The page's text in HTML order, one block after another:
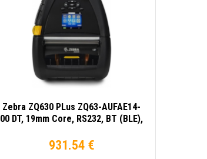
Zebra ZQ630 PLus ZQ63-AUFAE14-
00 DT, 19mm Core, RS232, BT (BLE),
разопаковано
931.54 €